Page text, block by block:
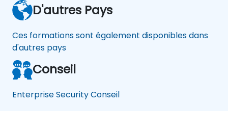
D'autres Pays
Ces formations sont également disponibles dans
d'autres pays
Conseil
Enterprise Security Conseil